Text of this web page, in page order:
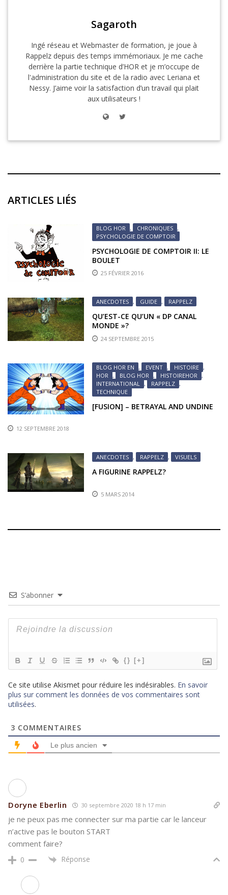
Sagaroth
Ingé réseau et Webmaster de formation, je joue à
Rappelz depuis des temps immémoriaux. Je me cache
derrière la partie technique d’HOR et je m’occupe de
l'administration du site et de la radio avec Leriana et
Nessy. J’aime voir la satisfaction d’un travail qui plait
aux utilisateurs !
ARTICLES LIÉS
BLOG HOR , CHRONIQUES ,
PSYCHOLOGIE DE COMPTOIR
PSYCHOLOGIE DE COMPTOIR II: LE
BOULET
25 FÉVRIER 2016
ANECDOTES , GUIDE , RAPPELZ
QU’EST-CE QU’UN « DP CANAL
MONDE »?
24 SEPTEMBRE 2015
BLOG HOR EN , EVENT , HISTOIRE ,
HOR
, BLOG HOR , HISTOIREHOR
,
INTERNATIONAL
, RAPPELZ ,
TECHNIQUE
[FUSION] – BETRAYAL AND UNDINE
12 SEPTEMBRE 2018
ANECDOTES , RAPPELZ , VISUELS
A FIGURINE RAPPELZ?
5 MARS 2014
S’abonner
{} [+]
Ce site utilise Akismet pour réduire les indésirables. En savoir
plus sur comment les données de vos commentaires sont
utilisées.
3 COMMENTAIRES
Le plus ancien
Doryne Eberlin 30 septembre 2020 18 h 17 min
je ne peux pas me connecter sur ma partie car le lanceur
n’active pas le bouton START
comment faire?
0 Réponse